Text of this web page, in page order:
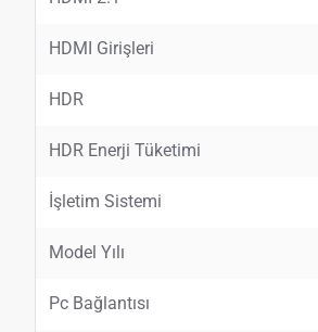
HDMI Girişleri
HDR
HDR Enerji Tüketimi
İşletim Sistemi
Model Yılı
Pc Bağlantısı